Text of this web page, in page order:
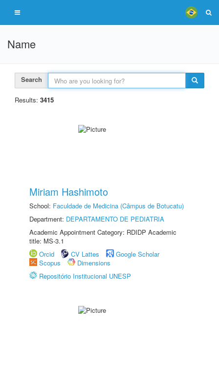
Name
Search
Results: 3415
Miriam Hashimoto
School: Faculdade de Medicina (Câmpus de Botucatu)
Department: DEPARTAMENTO DE PEDIATRIA
Academic Appointment Category: RDIDP Academic
title: MS-3.1
Orcid
CV Lattes
Google Scholar
Scopus
Dimensions
Repositório Institucional UNESP